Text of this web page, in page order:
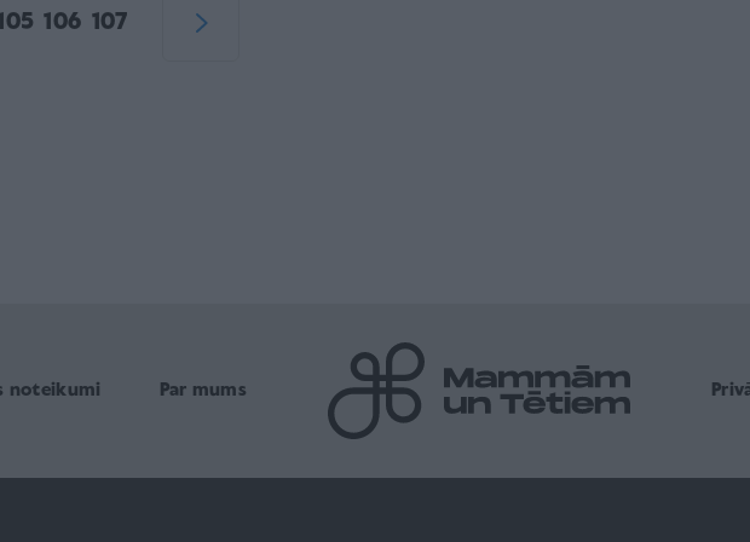
106 107
noteikumi Par mums